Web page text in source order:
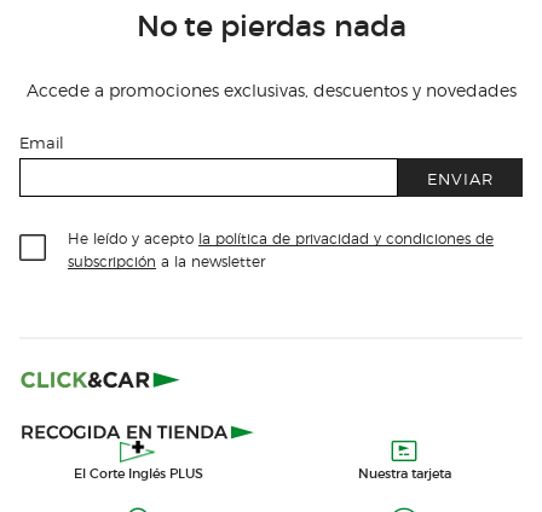
No te pierdas nada
Accede a promociones exclusivas, descuentos y novedades
Email
ENVIAR
He leído y acepto la política de privacidad y condiciones de
subscripción a la newsletter
El Corte Inglés PLUS Nuestra tarjeta